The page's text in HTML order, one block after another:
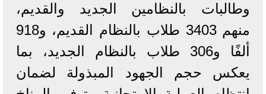
وطالبات بالنظامين الجديد والقديم،
منهم 3403 طلاب بالنظام القديم، و918
ألفًا و306 طلاب بالنظام الجديد، بما
يعكس حجم الجهود المبذولة لضمان